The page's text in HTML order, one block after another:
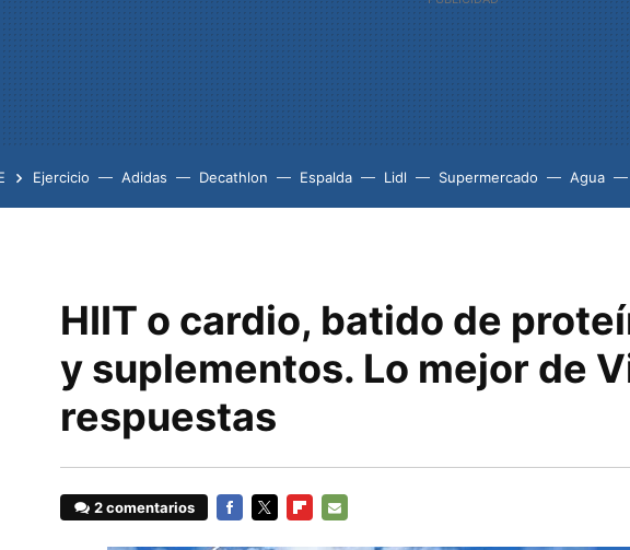
Ejercicio Adidas Decathlon Espalda Lidl Supermercado Agua
HIIT o cardio, batido de
y suplementos. Lo mejor de
respuestas
2 comentarios